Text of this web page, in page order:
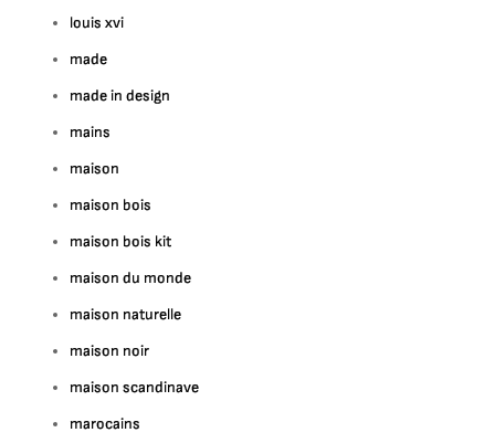
louis xvi
made
made in design
mains
maison
maison bois
maison bois kit
maison du monde
maison naturelle
maison noir
maison scandinave
marocains